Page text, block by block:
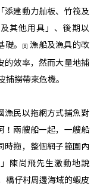
添建動力舢板、竹筏及
其他用具」、後期以
礎。
[8] 漁船及漁具的改
的效率，然而大量地捕
捕撈帶來危機。
漁民以拖網方式捕魚對
！兩艘船一起，一艘船
時拖，整個網子範圍內
陳尚飛先生激動地說
橋仔村周邊海域的蝦皮